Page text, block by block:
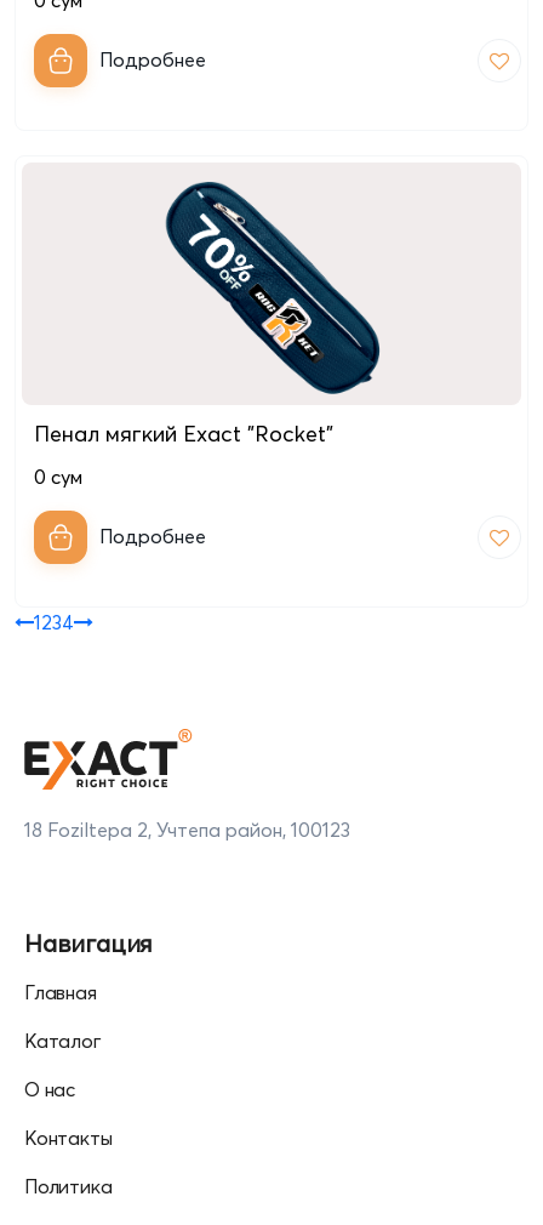
Подробнее
Пенал мягкий Exact "Rocket"
0 сум
Подробнее
1234
18 Foziltepa 2, Учтепа район, 100123
Навигация
Главная
Каталог
О нас
Контакты
Политика